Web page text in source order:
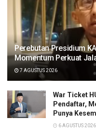
Perebutan Presidium
Momentum Perkuat
7 AGUSTUS 2026
War Ticket
Pendaftar,
Punya
6 AGUSTUS 2026